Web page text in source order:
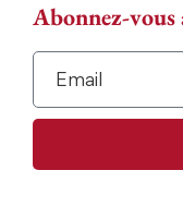
Abonnez-